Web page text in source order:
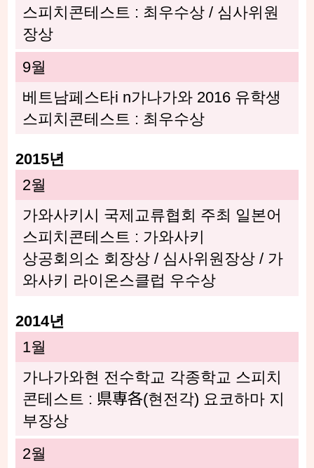
스피치콘테스트 : 최우수상 / 심사위원
장상
9월
베트남페스타i n가나가와 2016 유학생
스피치콘테스트 : 최우수상
2015년
2월
가와사키시 국제교류협회 주최 일본어
스피치콘테스트 : 가와사키
상공회의소 회장상 / 심사위원장상 / 가
와사키 라이온스클럽 우수상
2014년
1월
가나가와현 전수학교 각종학교 스피치
콘테스트 : 県専各(현전각) 요코하마 지
부장상
2월